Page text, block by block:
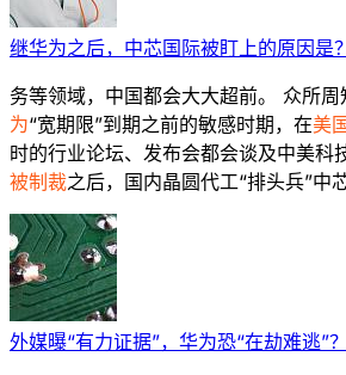
继华为之后，中芯国际被盯上的原因是？
务等领域，中国都会大大超前。 众所
为“宽期限”到期之前的敏感时期，在美
时的行业论坛、发布会都会谈及中美科
被制裁之后，国内晶圆代工“排头兵”中
外媒曝“有力证据”，华为恐“在劫难逃”？